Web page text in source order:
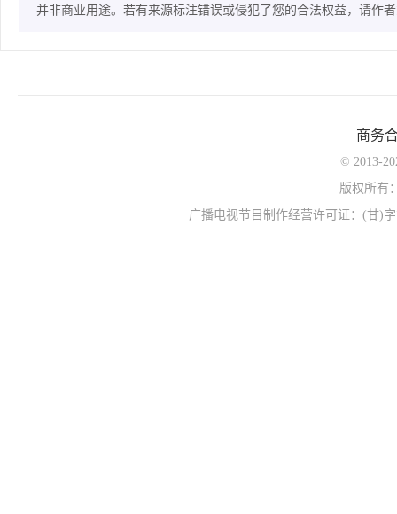
并非商业用途。若有来源标注错误或侵犯了您的合法权益，请作
商务
© 2013-
版权所有
广播电视节目制作经营许可证：(甘)